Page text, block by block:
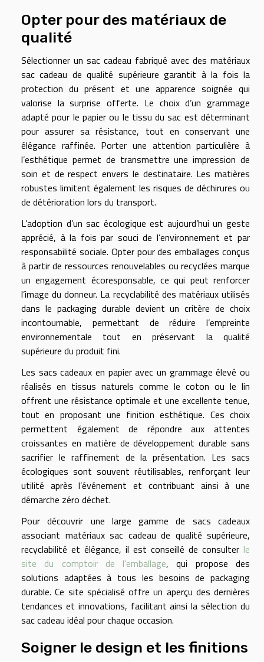
Opter pour des matériaux de
qualité
Sélectionner un sac cadeau fabriqué avec des matériaux
sac cadeau de qualité supérieure garantit à la fois la
protection du présent et une apparence soignée qui
valorise la surprise offerte. Le choix d’un grammage
adapté pour le papier ou le tissu du sac est déterminant
pour assurer sa résistance, tout en conservant une
élégance raffinée. Porter une attention particulière à
l’esthétique permet de transmettre une impression de
soin et de respect envers le destinataire. Les matières
robustes limitent également les risques de déchirures ou
de détérioration lors du transport.
L’adoption d’un sac écologique est aujourd’hui un geste
apprécié, à la fois par souci de l’environnement et par
responsabilité sociale. Opter pour des emballages conçus
à partir de ressources renouvelables ou recyclées marque
un engagement écoresponsable, ce qui peut renforcer
l’image du donneur. La recyclabilité des matériaux utilisés
dans le packaging durable devient un critère de choix
incontournable, permettant de réduire l’empreinte
environnementale tout en préservant la qualité
supérieure du produit fini.
Les sacs cadeaux en papier avec un grammage élevé ou
réalisés en tissus naturels comme le coton ou le lin
offrent une résistance optimale et une excellente tenue,
tout en proposant une finition esthétique. Ces choix
permettent également de répondre aux attentes
croissantes en matière de développement durable sans
sacrifier le raffinement de la présentation. Les sacs
écologiques sont souvent réutilisables, renforçant leur
utilité après l’événement et contribuant ainsi à une
démarche zéro déchet.
Pour découvrir une large gamme de sacs cadeaux
associant matériaux sac cadeau de qualité supérieure,
recyclabilité et élégance, il est conseillé de consulter le
site du comptoir de l'emballage, qui propose des
solutions adaptées à tous les besoins de packaging
durable. Ce site spécialisé offre un aperçu des dernières
tendances et innovations, facilitant ainsi la sélection du
sac cadeau idéal pour chaque occasion.
Soigner le design et les finitions